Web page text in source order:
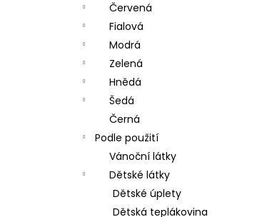
Červená
Fialová
Modrá
Zelená
Hnědá
Šedá
Černá
Podle použití
Vánoční látky
Dětské látky
Dětské úplety
Dětská teplákovina